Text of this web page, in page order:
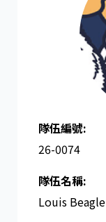
隊伍編號:
26-0074
隊伍名稱:
Louis Beagle